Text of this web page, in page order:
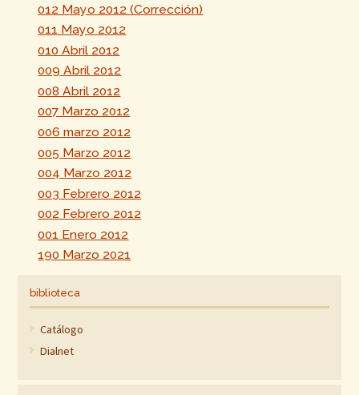
012 Mayo 2012 (Corrección)
011 Mayo 2012
010 Abril 2012
009 Abril 2012
008 Abril 2012
007 Marzo 2012
006 marzo 2012
005 Marzo 2012
004 Marzo 2012
003 Febrero 2012
002 Febrero 2012
001 Enero 2012
190 Marzo 2021
biblioteca
Catálogo
Dialnet